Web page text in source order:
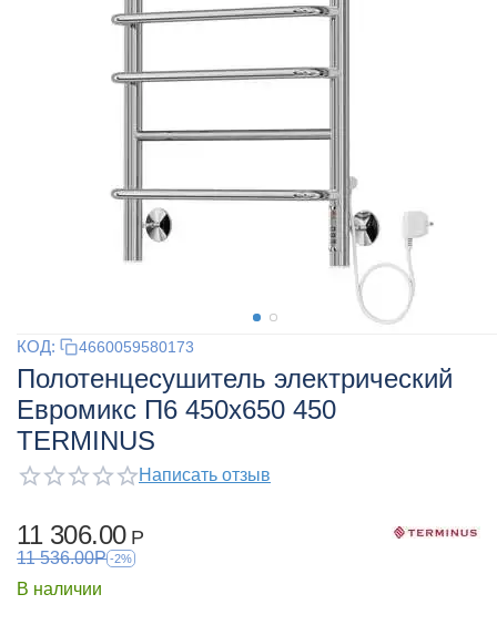
КОД: 4660059580173
Полотенцесушитель электрический
Евромикс П6 450х650 450
TERMINUS
Написать отзыв
11 306.00 Р
11 536.00Р -2%
В наличии